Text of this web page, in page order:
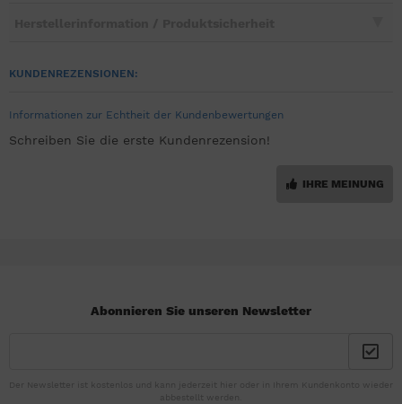
KUNDENREZENSIONEN:
Informationen zur Echtheit der Kundenbewertungen
Schreiben Sie die erste Kundenrezension!
IHRE MEINUNG
Abonnieren Sie unseren Newsletter
Der Newsletter ist kostenlos und kann jederzeit hier oder in Ihrem Kundenkonto wieder
abbestellt werden.